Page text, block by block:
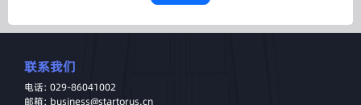
联系我们
电话: 029-86041002
邮箱: business@startorus.cn